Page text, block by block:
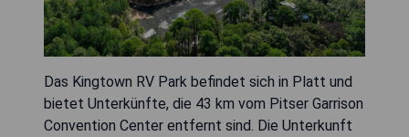
Das Kingtown RV Park befindet sich in Platt und
bietet Unterkünfte, die 43 km vom Pitser Garrison
Convention Center entfernt sind. Die Unterkunft